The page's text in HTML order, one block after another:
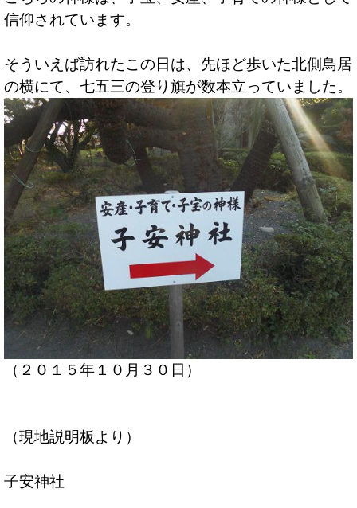
信仰されています。
そういえば訪れたこの日は、先ほど歩いた北側鳥居
の横にて、七五三の登り旗が数本立っていました。
（２０１５年１０月３０日）
（現地説明板より）
子安神社